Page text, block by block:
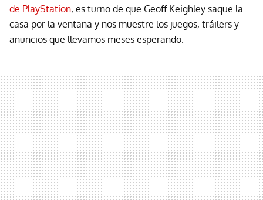
de PlayStation, es turno de que Geoff Keighley saque la
casa por la ventana y nos muestre los juegos, tráilers y
anuncios que llevamos meses esperando.